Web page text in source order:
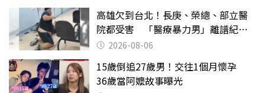
高雄欠到台北！長庚、榮總、部立醫
院都受害 「醫療暴力男」離譜紀錄
曝光2026-08-06
15歲倒追27歲男！交往1個月懷孕
36歲當阿嬤故事曝光